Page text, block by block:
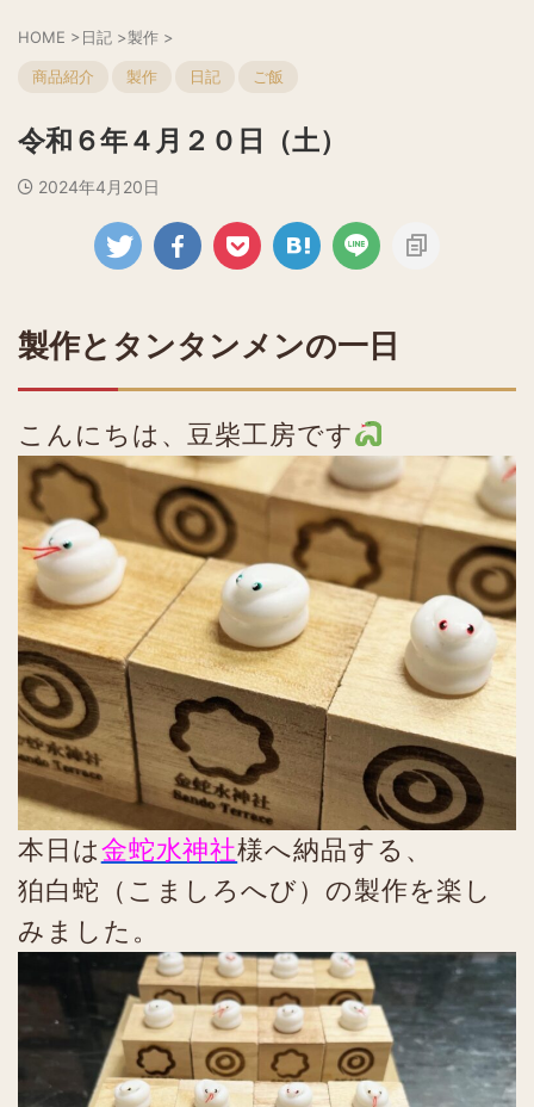
HOME >日記 >製作 >
商品紹介 製作 日記 ご飯
令和６年４月２０日（土）
2024年4月20日
製作とタンタンメンの一日
こんにちは、豆柴工房です
本日は金蛇水神社様へ納品する、
狛白蛇（こましろへび）の製作を楽し
みました。